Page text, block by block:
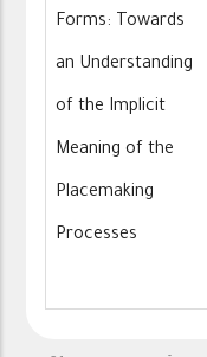
Forms: Towards
an Understanding
of the Implicit
Meaning of the
Placemaking
Processes